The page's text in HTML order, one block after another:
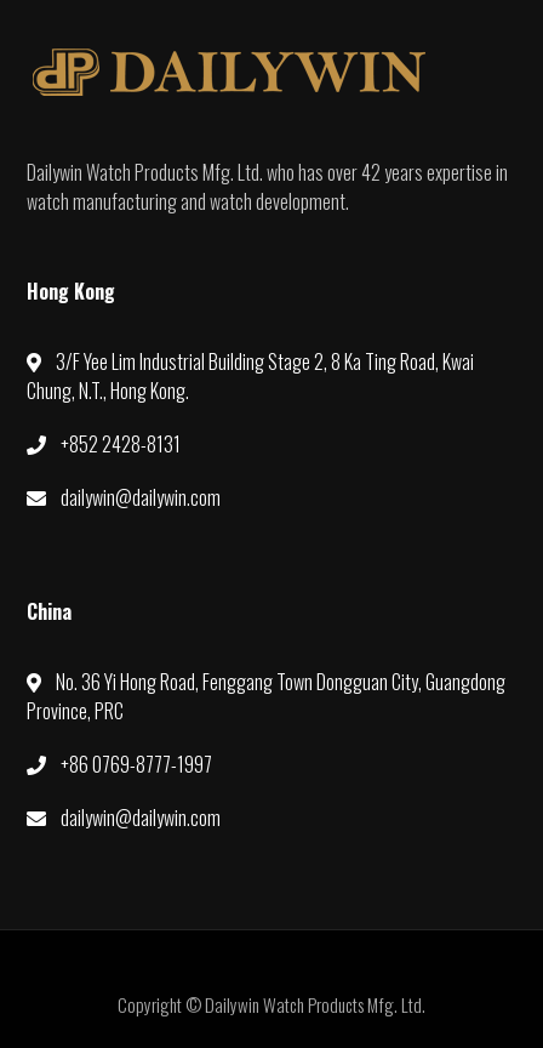
Dailywin Watch Products Mfg. Ltd. who has over 42 years expertise in
watch manufacturing and watch development.
Hong Kong
3/F Yee Lim Industrial Building Stage 2, 8 Ka Ting Road, Kwai
Chung, N.T., Hong Kong.
+852 2428-8131
dailywin@dailywin.com
China
No. 36 Yi Hong Road, Fenggang Town Dongguan City, Guangdong
Province, PRC
+86 0769-8777-1997
dailywin@dailywin.com
Copyright © Dailywin Watch Products Mfg. Ltd.